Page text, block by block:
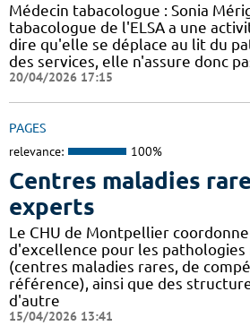
Médecin tabacologue : Sonia
tabacologue de l'ELSA a une
dire qu'elle se déplace au lit du
des services, elle n'assure donc
20/04/2026 17:15
PAGES
relevance: 100%
Centres maladies
experts
Le CHU de Montpellier
d'excellence pour les pathologies
(centres maladies rares, de
référence), ainsi que des
d'autre
15/04/2026 13:41